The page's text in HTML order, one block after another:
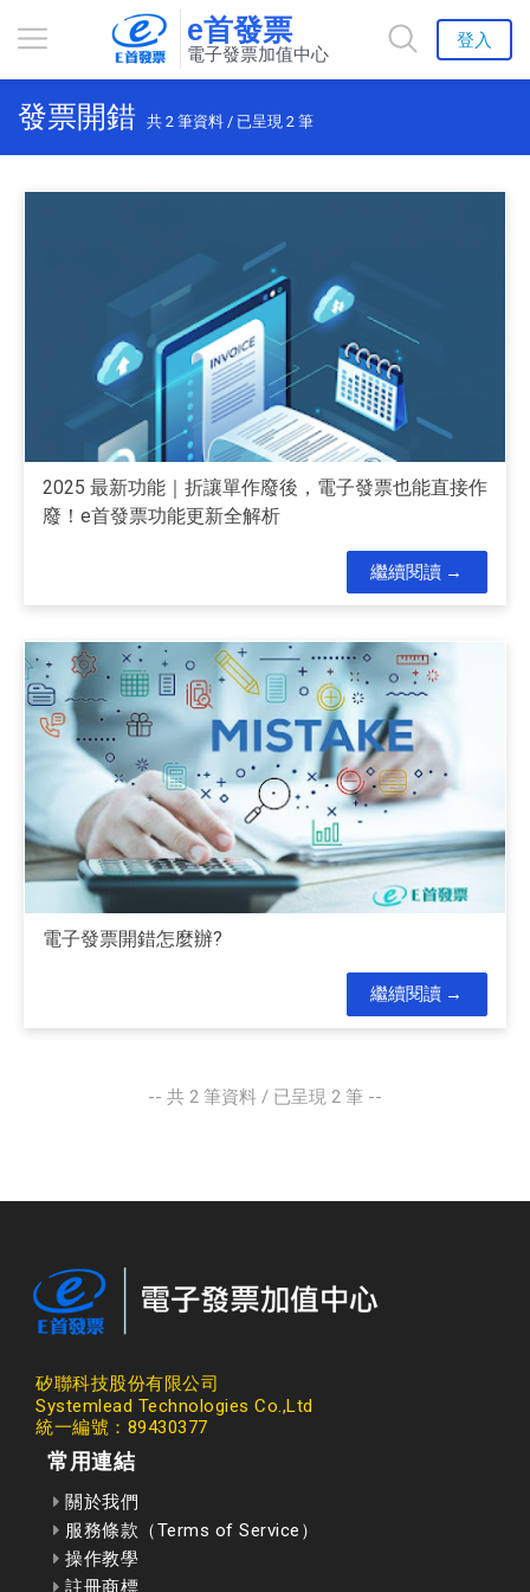
e首發票
電子發票加值中心
登入
發票開錯 共 2 筆資料 / 已呈現 2 筆
2025 最新功能｜折讓單作廢後，電子發票也能直接作
廢！e首發票功能更新全解析
繼續閱讀
電子發票開錯怎麼辦?
繼續閱讀
-- 共 2 筆資料 / 已呈現 2 筆 --
矽聯科技股份有限公司
Systemlead Technologies Co.,Ltd
統一編號：89430377
常用連結
關於我們
服務條款（Terms of Service）
操作教學
註冊商標